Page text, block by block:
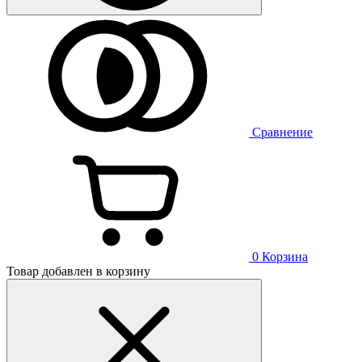
Сравнение
0 Корзина
Товар добавлен в корзину